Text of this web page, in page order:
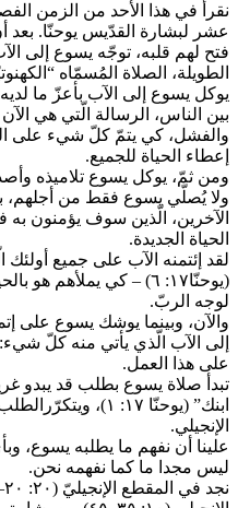
نقرأ في هذا الأحد من الزمن
عشر لبشارة القدّيس يوحنّا. بعد
فتح لهم قلبه، توجّه يسوع إلى
الطويلة، الصلاة المُسمّاه
يوكل يسوع إلى الآب بأعزّ ما
بين الناس، الرسالة الّتي هي
والفشل، كي يتمّ كلّ شيء على
إعطاء الحياة للجميع.
ومن ثمّ، يوكل يسوع تلاميذه
ولا يُصلّي يسوع فقط من
الآخرين، الّذين سوف يؤمنون
الحياة الجديدة.
لقد إئتمنه الآب على جميع أولئك
(يوحنّا١٧: ٦) – كي يملأهم
لوجه الربّ.
والآن، وبينما يوشك يسوع على
إلى الآب الّذي يأتي منه كلّ
على هذا العمل.
تبدأ صلاة يسوع بطلب قد يبدو
ابنك” (يوحنّا ١٧:
الإنجيلي.
علينا أن نفهم ما يطلبه يسوع،
ليس مجدا ما كما نفهمه نحن.